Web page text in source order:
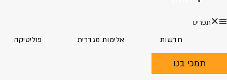
תפריט
חדשות
אלימות מגדרית פוליטיקה
תמכי בנו